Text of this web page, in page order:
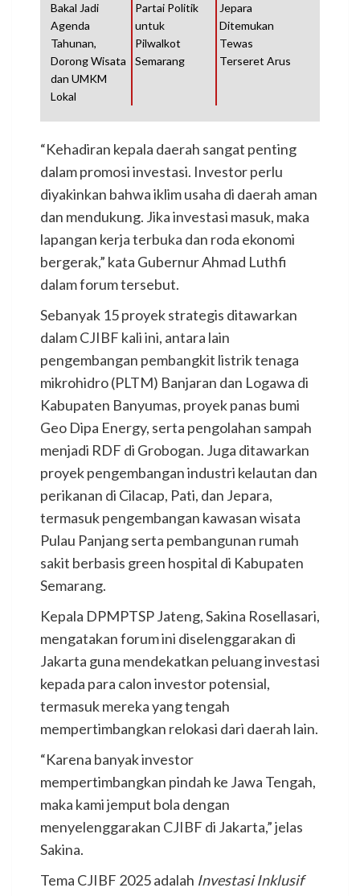
Bakal Jadi
Agenda
Tahunan,
Dorong Wisata
dan UMKM
Lokal
Partai Politik
untuk
Pilwalkot
Semarang
Jepara
Ditemukan
Tewas
Terseret Arus
“Kehadiran kepala daerah sangat penting
dalam promosi investasi. Investor perlu
diyakinkan bahwa iklim usaha di daerah aman
dan mendukung. Jika investasi masuk, maka
lapangan kerja terbuka dan roda ekonomi
bergerak,” kata Gubernur Ahmad Luthfi
dalam forum tersebut.
Sebanyak 15 proyek strategis ditawarkan
dalam CJIBF kali ini, antara lain
pengembangan pembangkit listrik tenaga
mikrohidro (PLTM) Banjaran dan Logawa di
Kabupaten Banyumas, proyek panas bumi
Geo Dipa Energy, serta pengolahan sampah
menjadi RDF di Grobogan. Juga ditawarkan
proyek pengembangan industri kelautan dan
perikanan di Cilacap, Pati, dan Jepara,
termasuk pengembangan kawasan wisata
Pulau Panjang serta pembangunan rumah
sakit berbasis green hospital di Kabupaten
Semarang.
Kepala DPMPTSP Jateng, Sakina Rosellasari,
mengatakan forum ini diselenggarakan di
Jakarta guna mendekatkan peluang investasi
kepada para calon investor potensial,
termasuk mereka yang tengah
mempertimbangkan relokasi dari daerah lain.
“Karena banyak investor
mempertimbangkan pindah ke Jawa Tengah,
maka kami jemput bola dengan
menyelenggarakan CJIBF di Jakarta,” jelas
Sakina.
Tema CJIBF 2025 adalah Investasi Inklusif